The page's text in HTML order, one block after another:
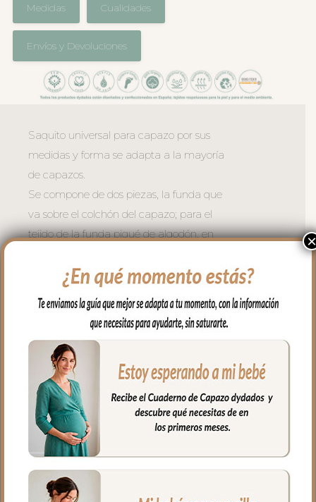
Medidas Cualidades
Envíos y Devoluciones
Saquito universal para capazo por sus
medidas y forma se adapta a la mayoría
de capazos.
Se compone de dos piezas, la funda que
va sobre el colchón del capazo; para el
tejido de la funda piqué de algodón, en
permite cubrir la cremallera para no
Para la tapa del saco tejido piqué con
jaretas; un piqué de algodón.
El relleno de la funda es de micro fibra
hueca para mayor confort del bebé y
muy buena transpirabilidad. Por el revés
un tejido rejilla 3D para una mejor
ventilación.
La tapa del saco se une a la funda
mediante cremalleras laterales, siempre
al tono, que puedes abrir como necesites
×